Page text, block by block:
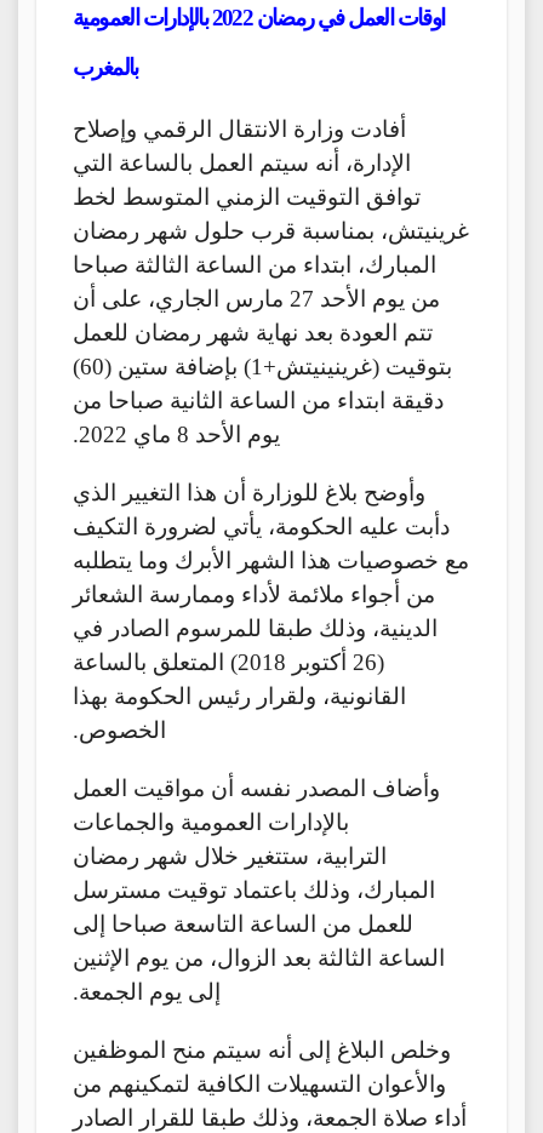
اوقات العمل في رمضان 2022 بالإدارات العمومية
بالمغرب
أفادت وزارة الانتقال الرقمي وإصلاح
الإدارة، أنه سيتم العمل بالساعة التي
توافق التوقيت الزمني المتوسط لخط
غرينيتش، بمناسبة قرب حلول شهر رمضان
المبارك، ابتداء من الساعة الثالثة صباحا
من يوم الأحد 27 مارس الجاري، على أن
تتم العودة بعد نهاية شهر رمضان للعمل
بتوقيت (غرينينيتش+1) بإضافة ستين (60)
دقيقة ابتداء من الساعة الثانية صباحا من
يوم الأحد 8 ماي 2022.
وأوضح بلاغ للوزارة أن هذا التغيير الذي
دأبت عليه الحكومة، يأتي لضرورة التكيف
مع خصوصيات هذا الشهر الأبرك وما يتطلبه
من أجواء ملائمة لأداء وممارسة الشعائر
الدينية، وذلك طبقا للمرسوم الصادر في
(26 أكتوبر 2018) المتعلق بالساعة
القانونية، ولقرار رئيس الحكومة بهذا
الخصوص.
وأضاف المصدر نفسه أن مواقيت العمل
بالإدارات العمومية والجماعات
الترابية، ستتغير خلال شهر رمضان
المبارك، وذلك باعتماد توقيت مسترسل
للعمل من الساعة التاسعة صباحا إلى
الساعة الثالثة بعد الزوال، من يوم الإثنين
إلى يوم الجمعة.
وخلص البلاغ إلى أنه سيتم منح الموظفين
والأعوان التسهيلات الكافية لتمكينهم من
أداء صلاة الجمعة، وذلك طبقا للقرار الصادر